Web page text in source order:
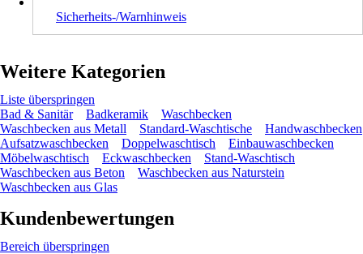
Sicherheits-/Warnhinweis
Weitere Kategorien
Liste überspringen
Bad & Sanitär
Badkeramik
Waschbecken
Waschbecken aus Metall
Standard-Waschtische
Handwaschbecken
Aufsatzwaschbecken
Doppelwaschtisch
Einbauwaschbecken
Möbelwaschtisch
Eckwaschbecken
Stand-Waschtisch
Waschbecken aus Beton
Waschbecken aus Naturstein
Waschbecken aus Glas
Kundenbewertungen
Bereich überspringen